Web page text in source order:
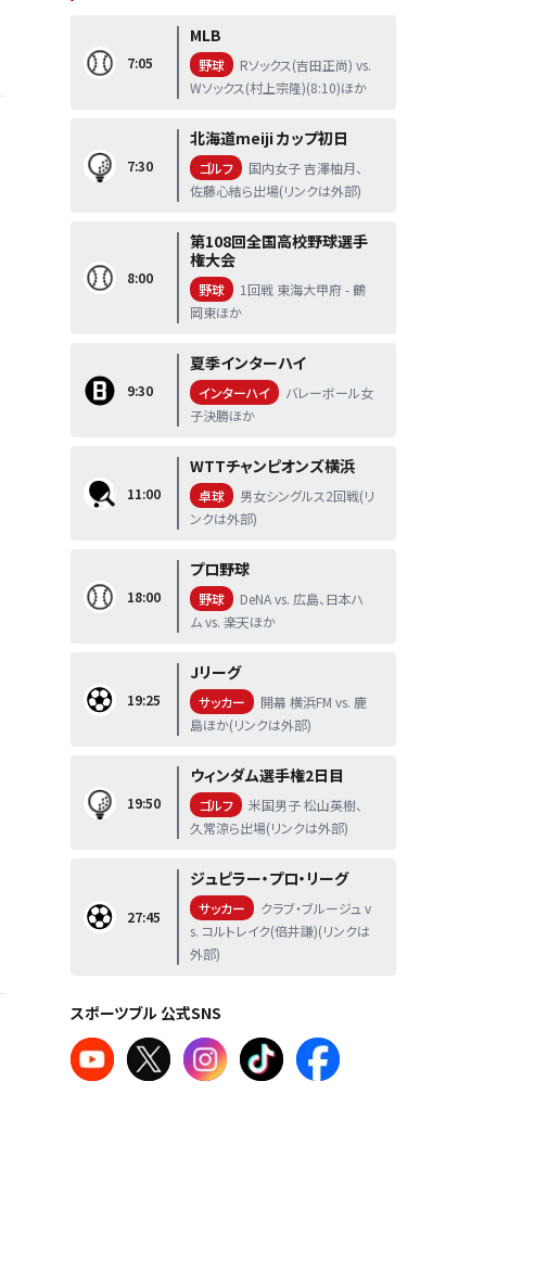
7:05
MLB
野球
Rソックス(吉田正尚) vs.
Wソックス(村上宗隆)(8:10)ほか
7:30
北海道meiji カップ初日
ゴルフ
国内女子 吉澤柚月、
佐藤心結ら出場(リンクは外部)
8:00
第108回全国高校野球選手
権大会
野球
1回戦 東海大甲府 - 鶴
岡東ほか
9:30
夏季インターハイ
インターハイ
バレーボール女
子決勝ほか
11:00
WTTチャンピオンズ横浜
卓球
男女シングルス2回戦(リ
ンクは外部)
18:00
プロ野球
野球
DeNA vs. 広島、日本ハ
ム vs. 楽天ほか
19:25
Jリーグ
サッカー
開幕 横浜FM vs. 鹿
島ほか(リンクは外部)
19:50
ウィンダム選手権2日目
ゴルフ
米国男子 松山英樹、
久常涼ら出場(リンクは外部)
27:45
ジュピラー・プロ・リーグ
サッカー
クラブ・ブルージュ v
s. コルトレイク(倍井謙)(リンクは
外部)
スポーツブル 公式SNS